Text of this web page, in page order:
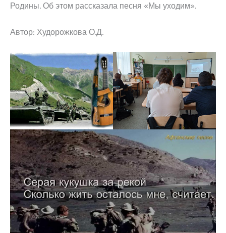
Родины. Об этом рассказала песня «Мы уходим».
Автор: Худорожкова О.Д.